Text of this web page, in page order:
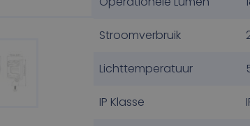
Stroomverbruik
Lichttemperatuur
IP Klasse